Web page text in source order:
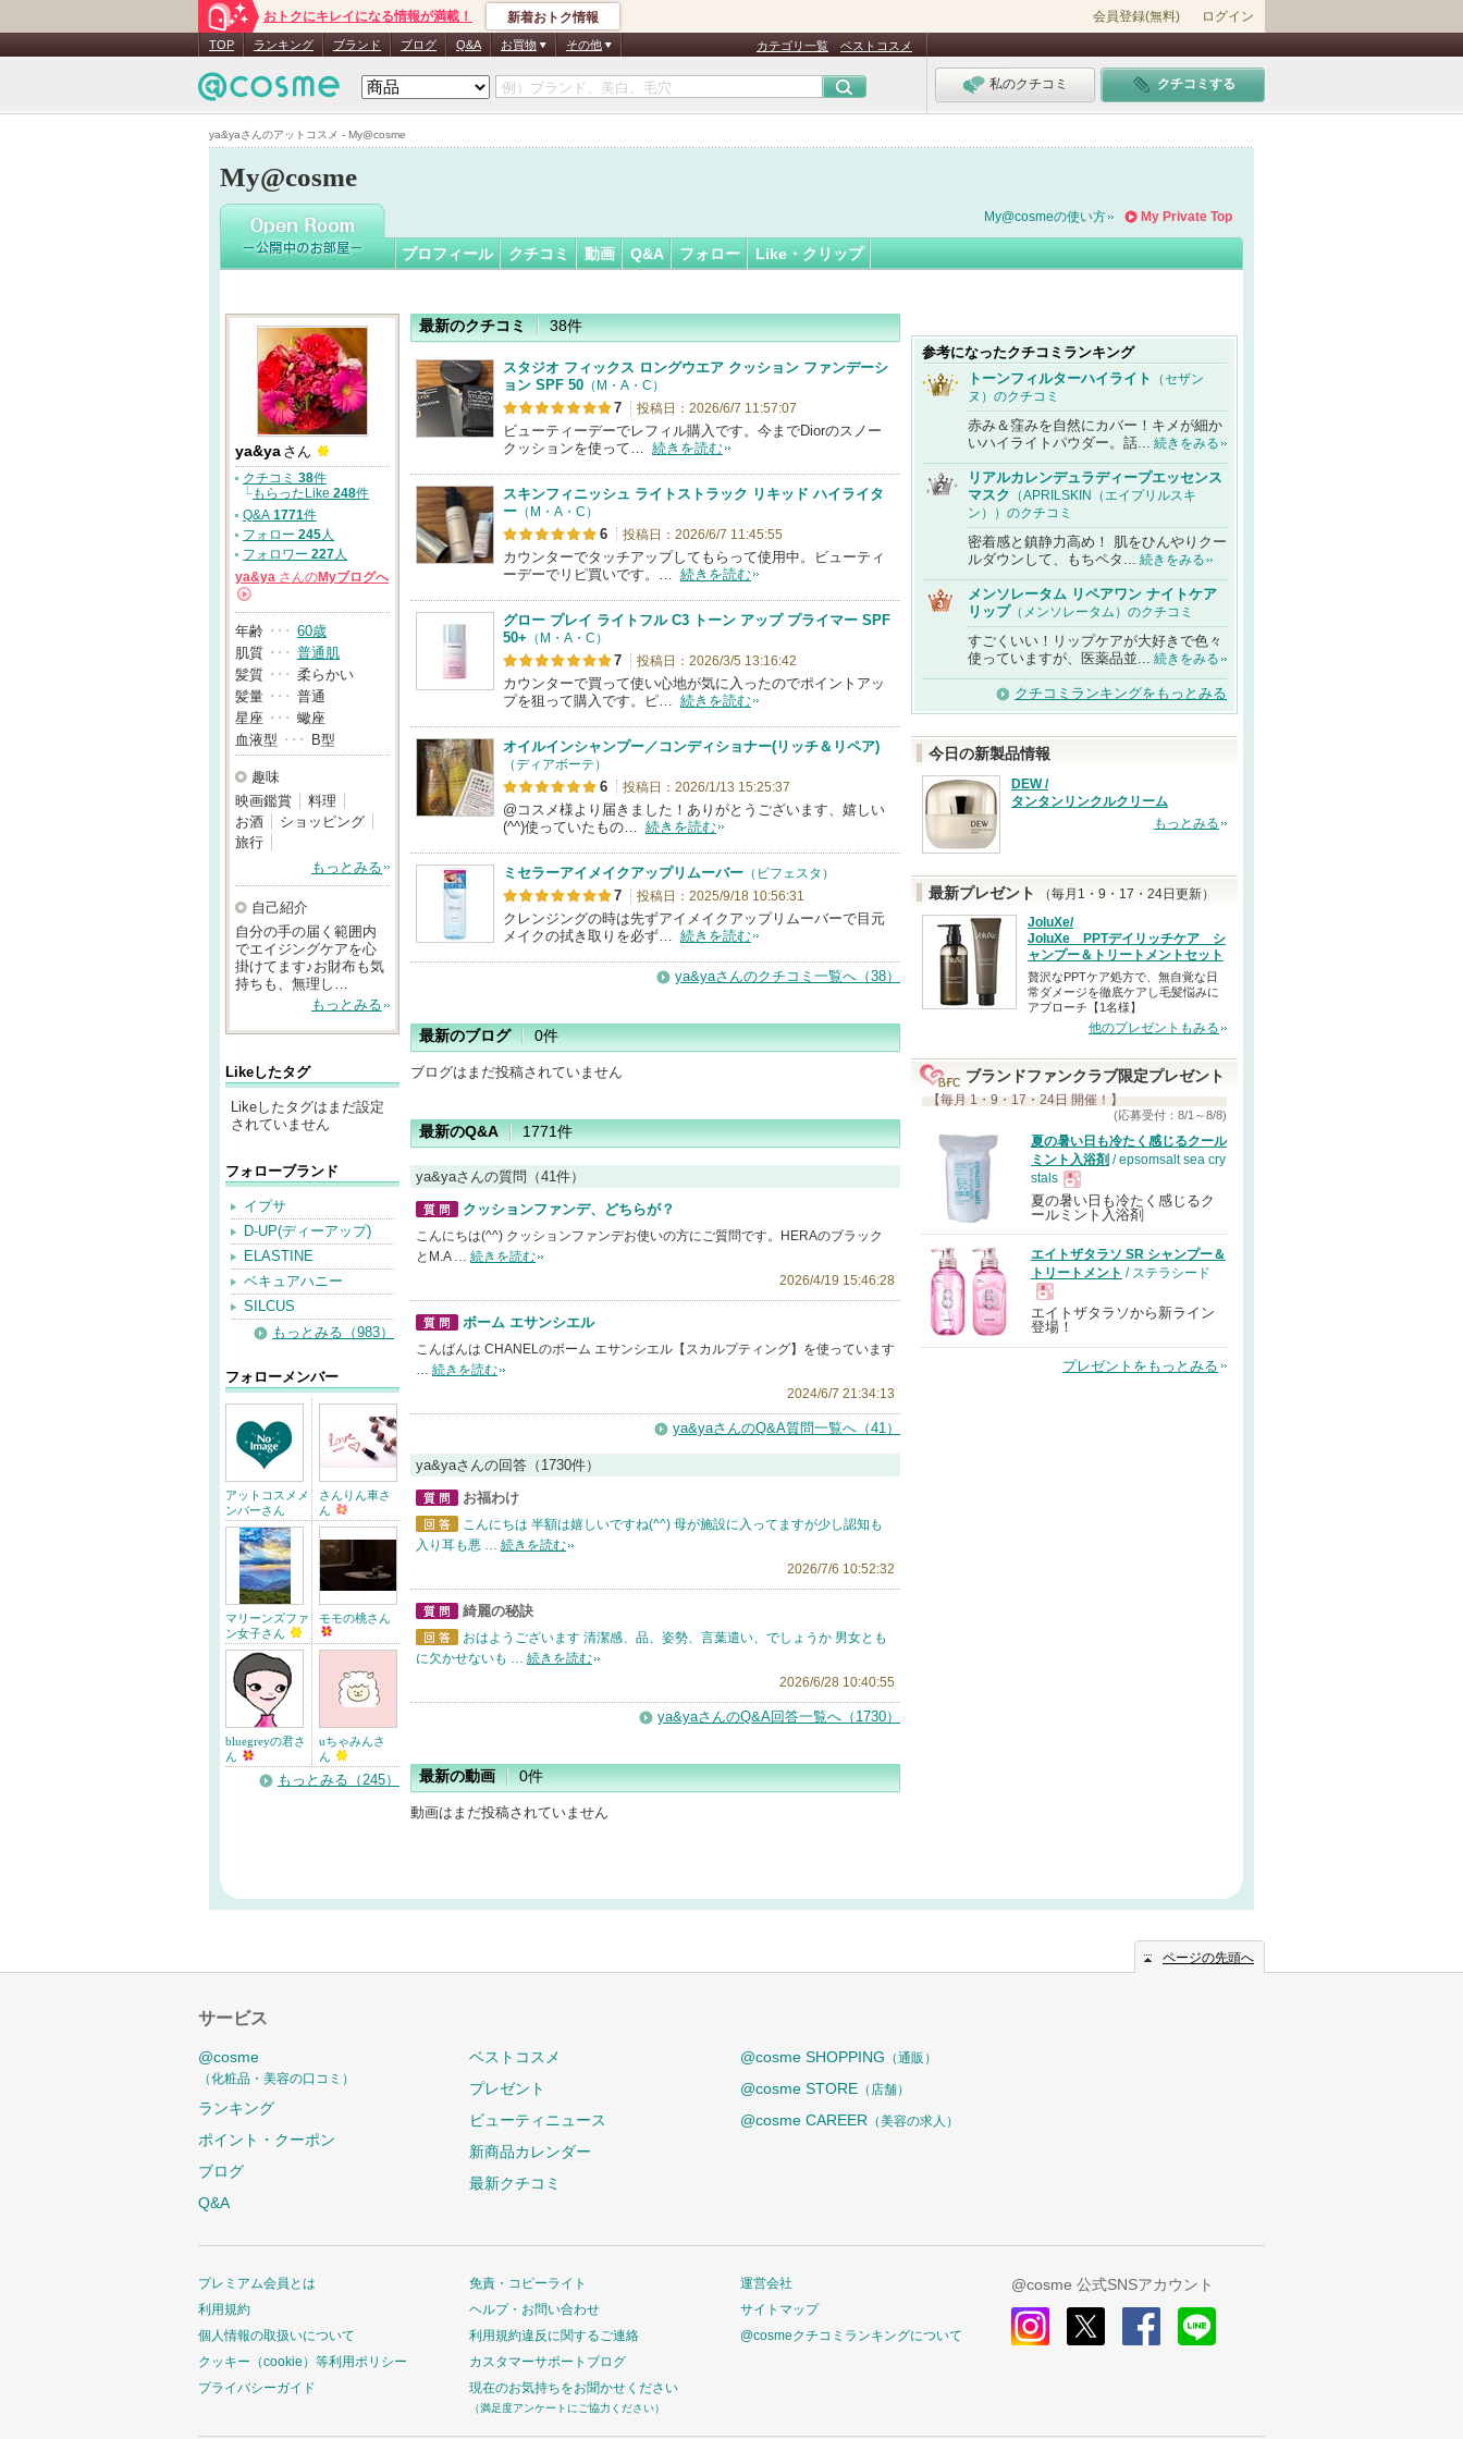
ya&yaさんのアットコスメ - My@cosme
おトクにキレイになる情報が満載！ 新着おトク情報 会員登録(無料) ログイン
TOP ランキング ブランド ブログ Q&A お買物 その他 カテゴリ一覧 ベストコスメ
私のクチコミ クチコミする
My@cosme
ya&yaさん
My Private Top
My@cosmeの使い方
プロフィール クチコミ 動画 Q&A フォロー Like・クリップ
ya&ya さん
クチコミ 38件
└もらったLike 248件
Q&A 1771件
フォロー 245人
フォロワー 227人
ya&ya さんのMyブログへ
→
年齢 ･･･ 60歳
肌質 ･･･ 普通肌
髪質 ･･･ 柔らかい
髪量 ･･･ 普通
星座 ･･･ 蠍座
血液型 ･･･ B型
趣味
映画鑑賞
料理
お酒
ショッピング
旅行
もっとみる
自己紹介
自分の手の届く範囲内
でエイジングケアを心
掛けてます♪お財布も気
持ちも、無理し…
もっとみる
Likeしたタグ
Likeしたタグはまだ設定
されていません
フォローブランド
イプサ
D-UP(ディーアップ)
ELASTINE
ベキュアハニー
SILCUS
もっとみる（983）
フォローメンバー
アットコスメメ
ンバーさん
さんりん車さ
ん
マリーンズファ
ン女子さん
モモの桃さん
bluegreyの君さ
ん
uちゃみんさ
ん
もっとみる（245）
最新のクチコミ 38件
スタジオ フィックス ロングウエア クッション ファンデーシ
ョン SPF 50 （M・A・C）
7 投稿日：2026/6/7 11:57:07
ビューティーデーでレフィル購入です。今までDiorのスノー
クッションを使って… 続きを読む
スキンフィニッシュ ライトストラック リキッド ハイライタ
ー （M・A・C）
6 投稿日：2026/6/7 11:45:55
カウンターでタッチアップしてもらって使用中。ビューティ
ーデーでリピ買いです。… 続きを読む
グロー プレイ ライトフル C3 トーン アップ プライマー SPF
50+ （M・A・C）
7 投稿日：2026/3/5 13:16:42
カウンターで買って使い心地が気に入ったのでポイントアッ
プを狙って購入です。ピ… 続きを読む
オイルインシャンプー／コンディショナー(リッチ＆リペア)
（ディアボーテ）
6 投稿日：2026/1/13 15:25:37
@コスメ様より届きました！ありがとうございます、嬉しい
(^^)使っていたもの… 続きを読む
ミセラーアイメイクアップリムーバー （ビフェスタ）
7 投稿日：2025/9/18 10:56:31
クレンジングの時は先ずアイメイクアップリムーバーで目元
メイクの拭き取りを必ず… 続きを読む
ya&yaさんのクチコミ一覧へ（38）
最新のブログ 0件
ブログはまだ投稿されていません
最新のQ&A 1771件
ya&yaさんの質問（41件）
質問
クッションファンデ、どちらが？
こんにちは(^^) クッションファンデお使いの方にご質問です。HERAのブラック
とM.A … 続きを読む
2026/4/19 15:46:28
質問
ボーム エサンシエル
こんばんは CHANELのボーム エサンシエル【スカルプティング】を使っています
… 続きを読む
2024/6/7 21:34:13
ya&yaさんのQ&A質問一覧へ（41）
ya&yaさんの回答（1730件）
質問
お福わけ
回答
こんにちは 半額は嬉しいですね(^^) 母が施設に入ってますが少し認知も
入り耳も悪 … 続きを読む
2026/7/6 10:52:32
質問
綺麗の秘訣
回答
おはようございます 清潔感、品、姿勢、言葉遣い、でしょうか 男女とも
に欠かせないも … 続きを読む
2026/6/28 10:40:55
ya&yaさんのQ&A回答一覧へ（1730）
最新の動画 0件
動画はまだ投稿されていません
参考になったクチコミランキング
トーンフィルターハイライト
（セザン
ヌ）のクチコミ
赤み＆窪みを自然にカバー！キメが細か
いハイライトパウダー。話... 続きをみる
リアルカレンデュラディープエッセンス
マスク （APRILSKIN（エイプリルスキ
ン））のクチコミ
密着感と鎮静力高め！ 肌をひんやりクー
ルダウンして、もちペタ... 続きをみる
メンソレータム リペアワン ナイトケア
リップ（メンソレータム）のクチコミ
すごくいい！リップケアが大好きで色々
使っていますが、医薬品並... 続きをみる
クチコミランキングをもっとみる
今日の新製品情報
DEW /
タンタンリンクルクリーム
もっとみる
最新プレゼント
（毎月1・9・17・24日更新）
JoluXe/
JoluXe PPTデイリッチケア シ
ャンプー＆トリートメントセット
贅沢なPPTケア処方で、無自覚な日
常ダメージを徹底ケアし毛髪悩みに
アプローチ【1名様】
他のプレゼントもみる
ブランドファンクラブ限定プレゼント
【毎月 1・9・17・24日 開催！】
(応募受付：8/1～8/8)
夏の暑い日も冷たく感じるクール
ミント入浴剤 / epsomsalt sea cry
stals
現
品
夏の暑い日も冷たく感じるク
ールミント入浴剤
エイトザタラソ SR シャンプー＆
トリートメント / ステラシード
現
エイトザタラソから新ライン
登場！
プレゼントをもっとみる
ページの先頭へ
サービス
@cosme
（化粧品・美容の口コミ）
ランキング
ポイント・クーポン
ブログ
Q&A
ベストコスメ
プレゼント
ビューティニュース
新商品カレンダー
最新クチコミ
@cosme SHOPPING （通販）
@cosme STORE （店舗）
@cosme CAREER （美容の求人）
プレミアム会員とは
利用規約
個人情報の取扱いについて
クッキー（cookie）等利用ポリシー
プライバシーガイド
免責・コピーライト
ヘルプ・お問い合わせ
利用規約違反に関するご連絡
カスタマーサポートブログ
現在のお気持ちをお聞かせください
（満足度アンケートにご協力ください）
運営会社
サイトマップ
@cosmeクチコミランキングについて
@cosme 公式SNSアカウント